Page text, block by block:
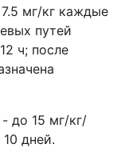
мг/кг каждые
путей
ч; после
до 15 мг/кг/
дней.